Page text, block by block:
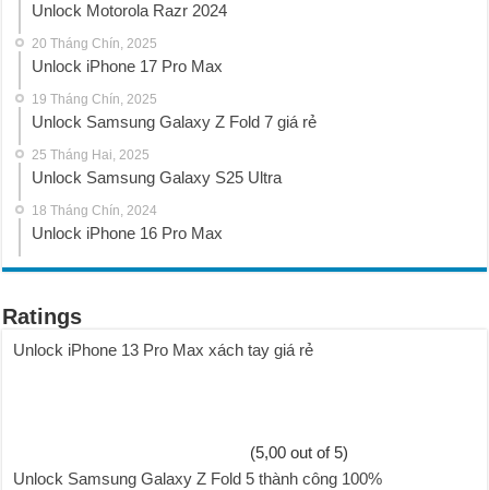
Unlock Motorola Razr 2024
20 Tháng Chín, 2025
Unlock iPhone 17 Pro Max
19 Tháng Chín, 2025
Unlock Samsung Galaxy Z Fold 7 giá rẻ
25 Tháng Hai, 2025
Unlock Samsung Galaxy S25 Ultra
18 Tháng Chín, 2024
Unlock iPhone 16 Pro Max
Ratings
Unlock iPhone 13 Pro Max xách tay giá rẻ
(5,00 out of 5)
Unlock Samsung Galaxy Z Fold 5 thành công 100%